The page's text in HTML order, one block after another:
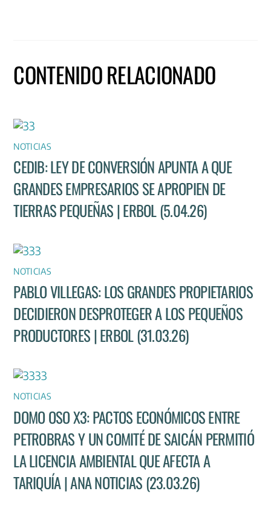
CONTENIDO RELACIONADO
NOTICIAS
CEDIB: LEY DE CONVERSIÓN APUNTA A QUE
GRANDES EMPRESARIOS SE APROPIEN DE
TIERRAS PEQUEÑAS | ERBOL (5.04.26)
NOTICIAS
PABLO VILLEGAS: LOS GRANDES PROPIETARIOS
DECIDIERON DESPROTEGER A LOS PEQUEÑOS
PRODUCTORES | ERBOL (31.03.26)
NOTICIAS
DOMO OSO X3: PACTOS ECONÓMICOS ENTRE
PETROBRAS Y UN COMITÉ DE SAICÁN PERMITIÓ
LA LICENCIA AMBIENTAL QUE AFECTA A
TARIQUÍA | ANA NOTICIAS (23.03.26)